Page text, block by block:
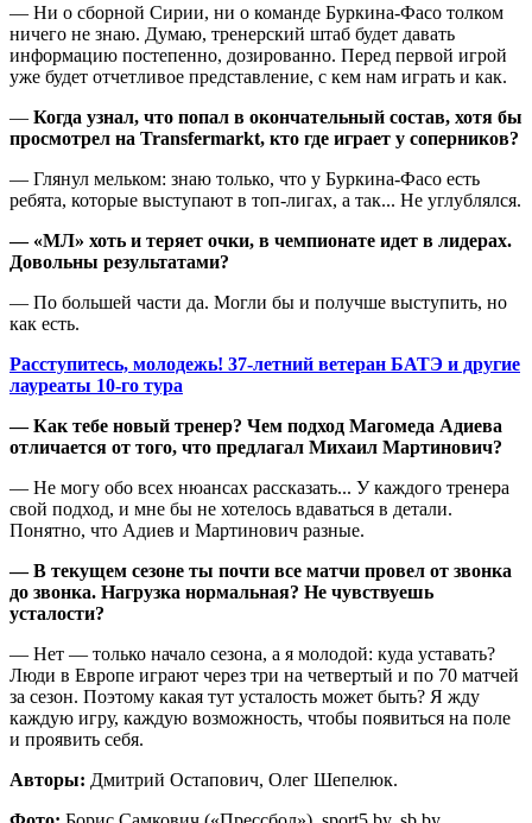
— Ни о сборной Сирии, ни о команде Буркина-Фасо толком
ничего не знаю. Думаю, тренерский штаб будет давать
информацию постепенно, дозированно. Перед первой игрой
уже будет отчетливое представление, с кем нам играть и как.
— Когда узнал, что попал в окончательный состав, хотя бы
просмотрел на Transfermarkt, кто где играет у соперников?
— Глянул мельком: знаю только, что у Буркина-Фасо есть
ребята, которые выступают в топ-лигах, а так... Не углублялся.
— «МЛ» хоть и теряет очки, в чемпионате идет в лидерах.
Довольны результатами?
— По большей части да. Могли бы и получше выступить, но
как есть.
Расступитесь, молодежь! 37-летний ветеран БАТЭ и другие
лауреаты 10-го тура
— Как тебе новый тренер? Чем подход Магомеда Адиева
отличается от того, что предлагал Михаил Мартинович?
— Не могу обо всех нюансах рассказать... У каждого тренера
свой подход, и мне бы не хотелось вдаваться в детали.
Понятно, что Адиев и Мартинович разные.
— В текущем сезоне ты почти все матчи провел от звонка
до звонка. Нагрузка нормальная? Не чувствуешь
усталости?
— Нет — только начало сезона, а я молодой: куда уставать?
Люди в Европе играют через три на четвертый и по 70 матчей
за сезон. Поэтому какая тут усталость может быть? Я жду
каждую игру, каждую возможность, чтобы появиться на поле
и проявить себя.
Авторы: Дмитрий Остапович, Олег Шепелюк.